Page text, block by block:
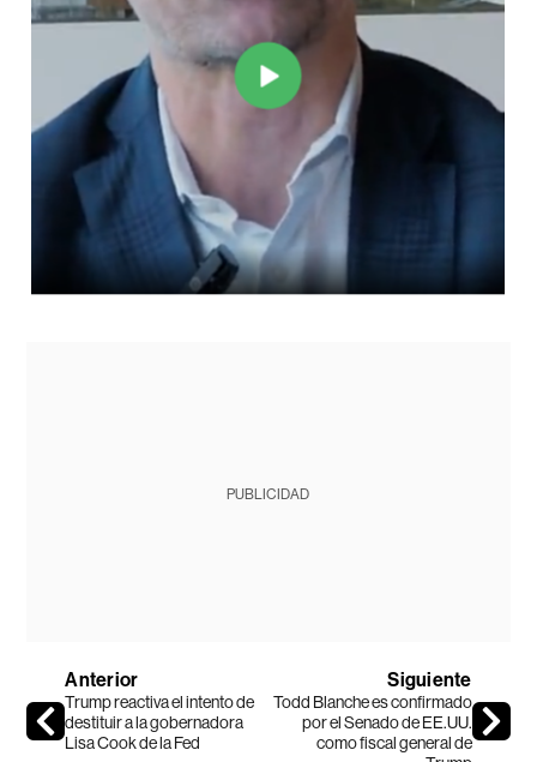
PUBLICIDAD
Anterior
Trump reactiva el intento de
destituir a la gobernadora
Lisa Cook de la Fed
Siguiente
Todd Blanche es confirmado
por el Senado de EE.UU.
como fiscal general de